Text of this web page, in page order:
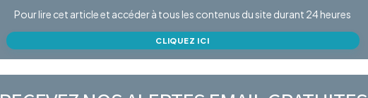
Pour lire cet article et accéder à tous les contenus du site durant 24 heures
CLIQUEZ ICI